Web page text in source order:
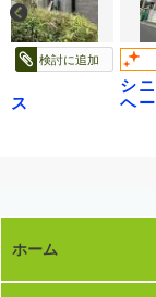
検討に追加
ス
シ
ヘ
ホーム